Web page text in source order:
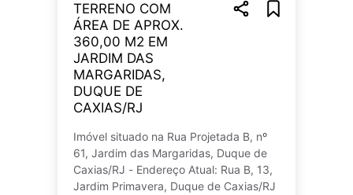
TERRENO COM
ÁREA DE APROX.
360,00 M2 EM
JARDIM DAS
MARGARIDAS,
DUQUE DE
CAXIAS/RJ
Imóvel situado na Rua Projetada B, nº
61, Jardim das Margaridas, Duque de
Caxias/RJ - Endereço Atual: Rua B, 13,
Jardim Primavera, Duque de Caxias/RJ